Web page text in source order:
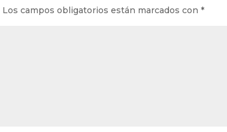
Los campos obligatorios están marcados con*